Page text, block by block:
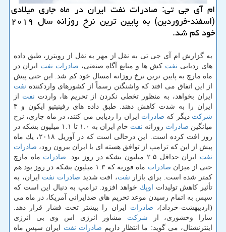
ام آی جی تی: صادرات نفت ایران در ماه جاری میلادی
(اسفند-فروردین) به پایین ترین نرخ روزانه سال ۲۰۱۹
خود كم شد.
به گزارش ام آی جی تی به نقل از مهر به نقل از رویترز، طبق داده
های ردیابی نفت كش ها و منابع آگاه صنعتی، صادرات نفت ایران در
ماه مارچ به پایین ترین نرخ روزانه امسال خود كم شد. این حتی پیش
از این اتفاق می افتد كه واشنگتن رسماً از كشورهای واردكننده نفت
ایران بخواهد، به منظور تخطی نكردن از تحریم ها، واردت نفت از
ایران را به شدت كاهش دهند. طبق داده های رفینیتیو ایكون و ۳
شركت دیگر كه صادرات ایران را ردیابی می كنند، در ماه جاری، نرخ
میانگین صادرات روزانه نفت
خام ایران به ۱.۰ تا ۱.۱ میلیون بشكه در
روز افت كرده است. این درحالی است كه در آوریل ۲۰۱۸، یك ماه
پیش از این كه ترامپ از توافق هسته ای با ایران بیرون رود، صادرات
نفت ایران حداقل ۲.۵ میلیون بشكه در روز بود. صادرات ماه مارچ
حتی از میزان صادرات
ماه فوریه كه ۱.۳ میلیون بشكه در روز بود هم
كمتر شده است. برای بازار نفت، افت شدید صادرات نفت ایران، به
تأثیر كاهش تولیدات اوپك خواهد افزود. ترامپ به دنبال این است كه
سپس به اتمام رسیدن موعد تحریم های ضدایرانی آمریكا، در ماه می
(اردیبهشت-خرداد)، صادرات ایران را بیشتر تحت فشار قرار دهد.
سارا وخشوری، از شركت مشاور انرژی اس وی بی انرژی
اینترنشنال، می گوید: ما انتظار داریم صادرات نفت ایران سپس ماه